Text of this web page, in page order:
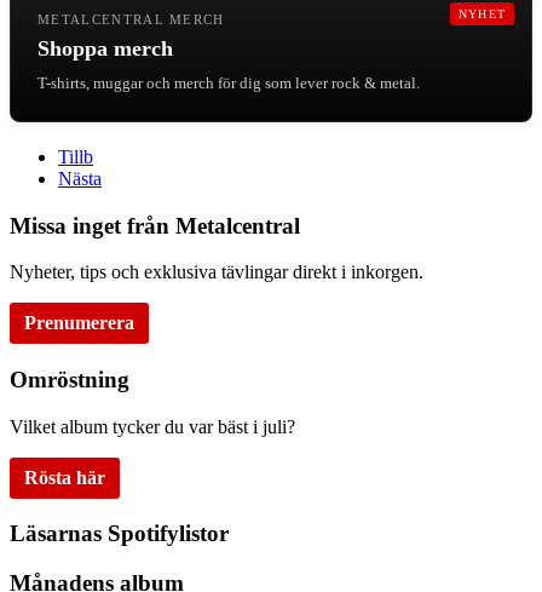
NYHET
METALCENTRAL MERCH
Shoppa merch
T-shirts, muggar och merch för dig som lever rock & metal.
Tillb
Nästa
Missa inget från Metalcentral
Nyheter, tips och exklusiva tävlingar direkt i inkorgen.
Prenumerera
Omröstning
Vilket album tycker du var bäst i juli?
Rösta här
Läsarnas Spotifylistor
Månadens album